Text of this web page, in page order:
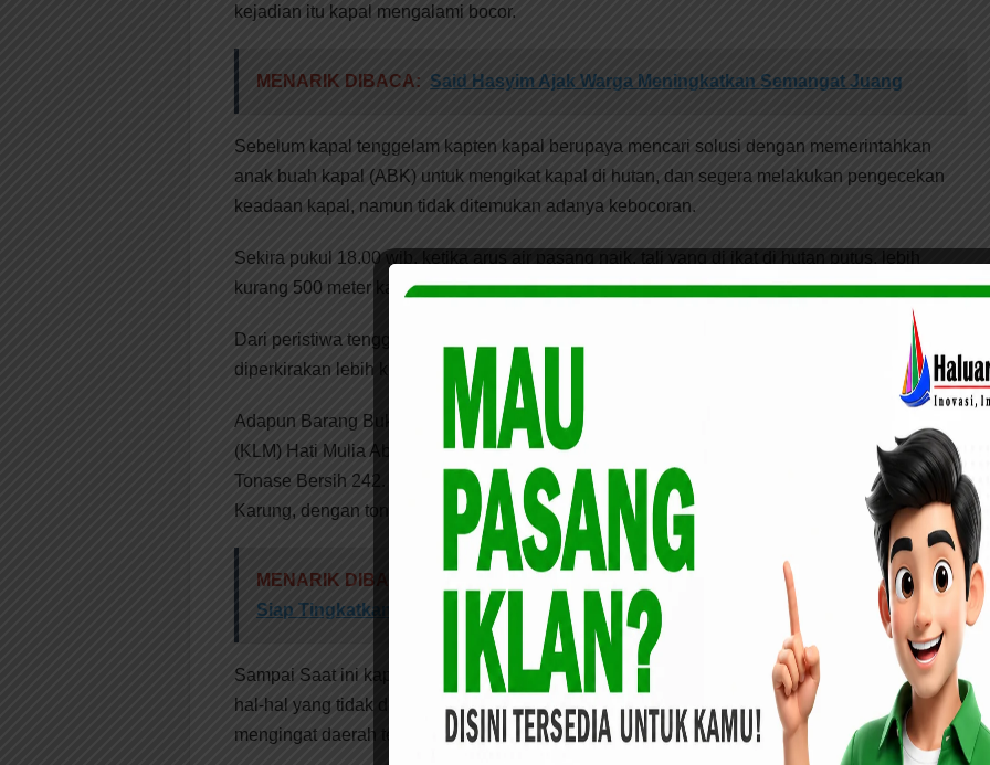
kejadian itu kapal mengalami bocor.
MENARIK DIBACA: Said Hasyim Ajak Warga Meningkatkan Semangat Juang
Sebelum kapal tenggelam kapten kapal berupaya mencari solusi dengan memerintahkan
anak buah kapal (ABK) untuk mengikat kapal di hutan, dan segera melakukan pengecekan
keadaan kapal, namun tidak ditemukan adanya kebocoran.
Sekira pukul 18.00 wib, ketika arus air pasang naik, tali yang di ikat di hutan putus, lebih
kurang 500 meter kapal hanyut langsung kapal tersebut tenggelam.
Dari peristiwa tenggelamnya kapal tersebut tidak ada korban jiwa. Untuk kerugian material
diperkirakan lebih kurang Rp. 3 Miliar.
Adapun Barang Bukti (BB) yang didapat pada kejadian itu yaitu 1 unit Kapal Layar Motor
(KLM) Hati Mulia Abadi, dengan Mesin Nisan 380 TK GT 297 No 514 MP, Tonase Kotor 297,
Tonase Bersih 242. Tahun pembuatan 2005, kemudian Palm Karnel (PM) sebanyak 13,423
Karung, dengan tonase sekitar 500 ton.
MENARIK DIBACA:
Pemkab. Meranti Terima 12 Orang Tenaga Dokter Internship,
Siap Tingkatkan Pelayanan Kesehatan Masyarakat di 2 Kecamatan
Sampai Saat ini kapal tersebut masih tenggelam di perairan selat rengit untuk menghindari
hal-hal yang tidak diinginkan Di daerah kejadian Itu sudah di letakan lampu isyarat, karna
mengingat daerah tersebut merupakan jalur lintas kapal yang lewat.